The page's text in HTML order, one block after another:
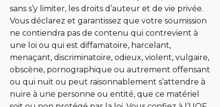
sans s’y limiter, les droits d’auteur et de vie privée.
Vous déclarez et garantissez que votre soumission
ne contiendra pas de contenu qui contrevient à
une loi ou qui est diffamatoire, harcelant,
menaçant, discriminatoire, odieux, violent, vulgaire,
obscène, pornographique ou autrement offensant
ou qui nuit ou peut raisonnablement s’attendre à
nuire à une personne ou entité, que ce matériel